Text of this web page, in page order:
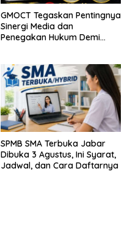
GMOCT Tegaskan Pentingnya
Sinergi Media dan
Penegakan Hukum Demi
SPMB SMA Terbuka Jabar
Dibuka 3 Agustus, Ini Syarat,
Jadwal, dan Cara Daftarnya